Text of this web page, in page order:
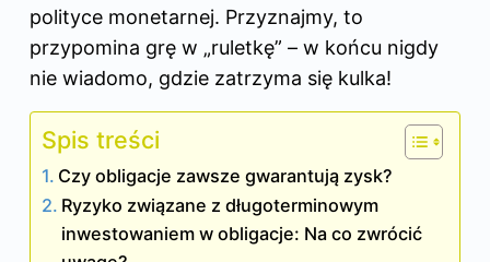
polityce monetarnej. Przyznajmy, to
przypomina grę w „ruletkę” – w końcu nigdy
nie wiadomo, gdzie zatrzyma się kulka!
Spis treści
Czy obligacje zawsze gwarantują zysk?
Ryzyko związane z długoterminowym
inwestowaniem w obligacje: Na co zwrócić